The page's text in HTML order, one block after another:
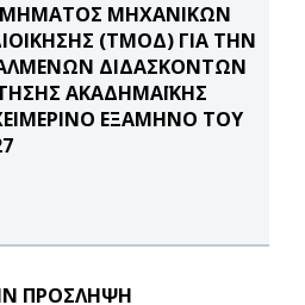
ΜΗΧΑΝΙΚΩΝ
(ΤΜΟΔ) ΓΙΑ ΤΗΝ
ΔΙΔΑΣΚΟΝΤΩΝ
ΑΚΑΔΗΜΑΪΚΗΣ
ΕΞΑΜΗΝΟ ΤΟΥ
ΠΡΟΣΛΗΨΗ